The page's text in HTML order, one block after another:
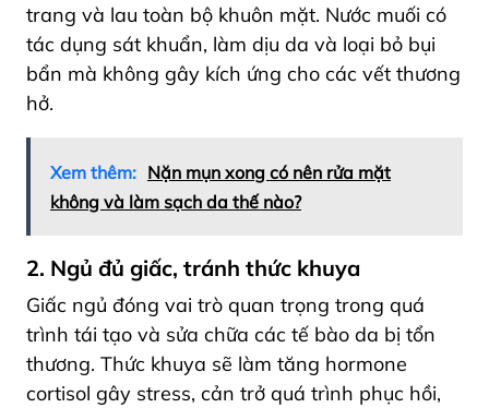
trang và lau toàn bộ khuôn mặt. Nước muối có
tác dụng sát khuẩn, làm dịu da và loại bỏ bụi
bẩn mà không gây kích ứng cho các vết thương
hở.
Xem thêm: Nặn mụn xong có nên rửa mặt
không và làm sạch da thế nào?
2. Ngủ đủ giấc, tránh thức khuya
Giấc ngủ đóng vai trò quan trọng trong quá
trình tái tạo và sửa chữa các tế bào da bị tổn
thương. Thức khuya sẽ làm tăng hormone
cortisol gây stress, cản trở quá trình phục hồi,